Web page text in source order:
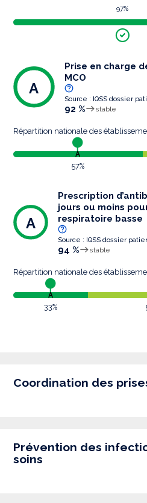
97%
Prise en charge
MCO
Source : IQSS dossier
92 % stable
A
Répartition nationale des
A
57%
Prescription
jours ou moins
respiratoire basse
Source : IQSS dossier
94 % stable
A
Répartition nationale des
A
33%
Coordination des
Prévention des
soins